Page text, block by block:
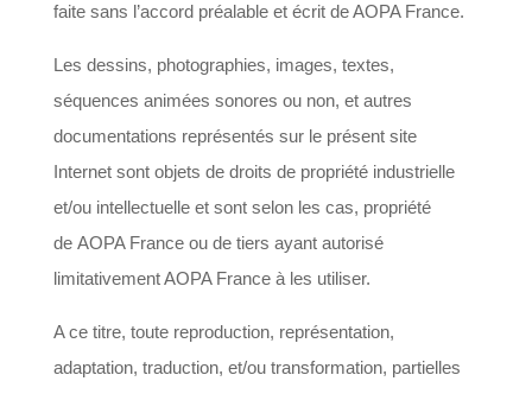
faite sans l’accord préalable et écrit de AOPA France.
Les dessins, photographies, images, textes,
séquences animées sonores ou non, et autres
documentations représentés sur le présent site
Internet sont objets de droits de propriété industrielle
et/ou intellectuelle et sont selon les cas, propriété
de AOPA France ou de tiers ayant autorisé
limitativement AOPA France à les utiliser.
A ce titre, toute reproduction, représentation,
adaptation, traduction, et/ou transformation, partielles